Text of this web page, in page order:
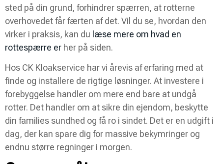
sted på din grund, forhindrer spærren, at rotterne
overhovedet får færten af det. Vil du se, hvordan den
virker i praksis, kan du læse mere om hvad en
rottespærre er her på siden.
Hos CK Kloakservice har vi årevis af erfaring med at
finde og installere de rigtige løsninger. At investere i
forebyggelse handler om mere end bare at undgå
rotter. Det handler om at sikre din ejendom, beskytte
din families sundhed og få ro i sindet. Det er en udgift i
dag, der kan spare dig for massive bekymringer og
endnu større regninger i morgen.